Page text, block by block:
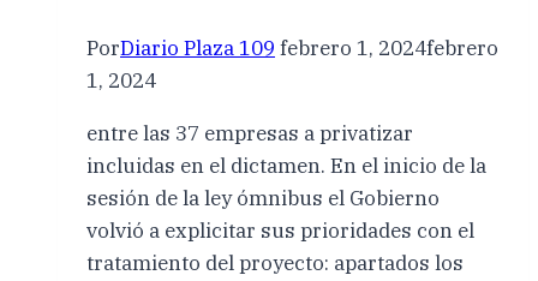
PorDiario Plaza 109 febrero 1, 2024febrero
1, 2024
entre las 37 empresas a privatizar
incluidas en el dictamen. En el inicio de la
sesión de la ley ómnibus el Gobierno
volvió a explicitar sus prioridades con el
tratamiento del proyecto: apartados los